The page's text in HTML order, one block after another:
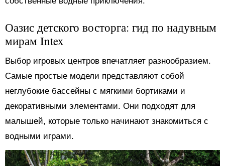
Оазис детского восторга: гид по надувным
мирам Intex
Выбор игровых центров впечатляет разнообразием.
Самые простые модели представляют собой
неглубокие бассейны с мягкими бортиками и
декоративными элементами. Они подходят для
малышей, которые только начинают знакомиться с
водными играми.